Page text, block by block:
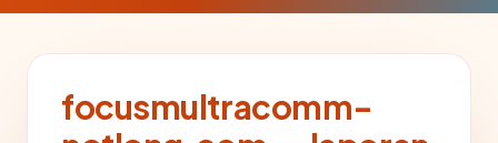
focusmultracomm-